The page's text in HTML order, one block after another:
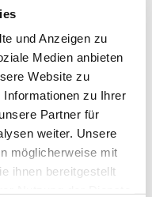
und Anzeigen zu
Medien anbieten
Website zu
zu Ihrer
Partner für
weiter. Unsere
möglicherweise mit
ihnen bereitgestellt